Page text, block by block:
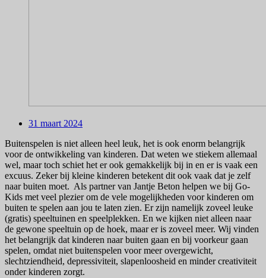
31 maart 2024
Buitenspelen is niet alleen heel leuk, het is ook enorm belangrijk
voor de ontwikkeling van kinderen. Dat weten we stiekem allemaal
wel, maar toch schiet het er ook gemakkelijk bij in en er is vaak een
excuus. Zeker bij kleine kinderen betekent dit ook vaak dat je zelf
naar buiten moet. Als partner van Jantje Beton helpen we bij Go-
Kids met veel plezier om de vele mogelijkheden voor kinderen om
buiten te spelen aan jou te laten zien. Er zijn namelijk zoveel leuke
(gratis) speeltuinen en speelplekken. En we kijken niet alleen naar
de gewone speeltuin op de hoek, maar er is zoveel meer. Wij vinden
het belangrijk dat kinderen naar buiten gaan en bij voorkeur gaan
spelen, omdat niet buitenspelen voor meer overgewicht,
slechtziendheid, depressiviteit, slapenloosheid en minder creativiteit
onder kinderen zorgt.